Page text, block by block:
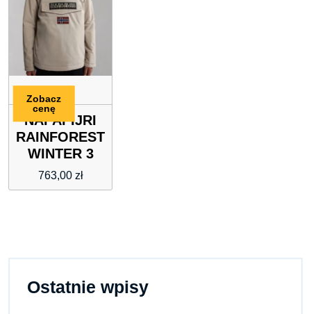
NAPAPIJRI
RAINFOREST
WINTER 3
763,00 zł
Zobacz
cenę
Ostatnie wpisy